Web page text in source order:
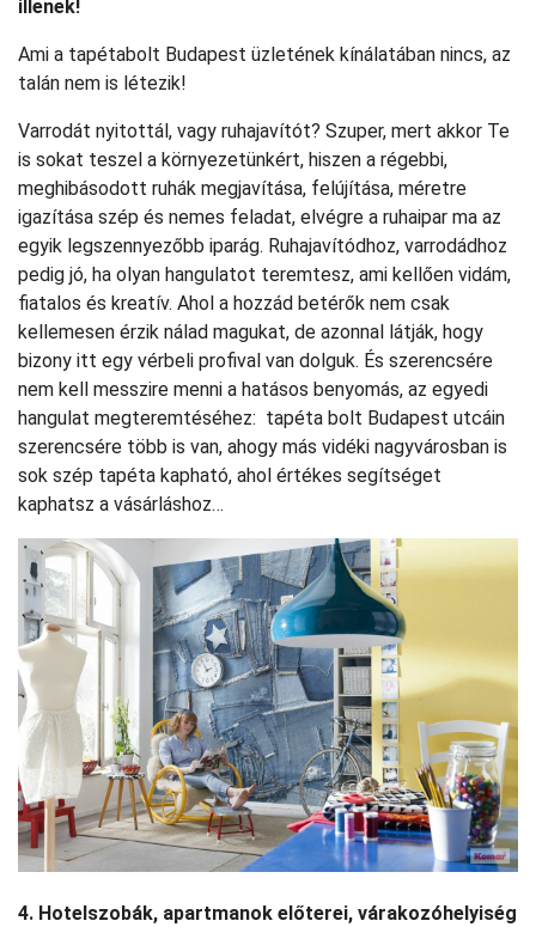
illenek!
Ami a tapétabolt Budapest üzletének kínálatában nincs, az
talán nem is létezik!
Varrodát nyitottál, vagy ruhajavítót? Szuper, mert akkor Te
is sokat teszel a környezetünkért, hiszen a régebbi,
meghibásodott ruhák megjavítása, felújítása, méretre
igazítása szép és nemes feladat, elvégre a ruhaipar ma az
egyik legszennyezőbb iparág. Ruhajavítódhoz, varrodádhoz
pedig jó, ha olyan hangulatot teremtesz, ami kellően vidám,
fiatalos és kreatív. Ahol a hozzád betérők nem csak
kellemesen érzik nálad magukat, de azonnal látják, hogy
bizony itt egy vérbeli profival van dolguk. És szerencsére
nem kell messzire menni a hatásos benyomás, az egyedi
hangulat megteremtéséhez: tapéta bolt Budapest utcáin
szerencsére több is van, ahogy más vidéki nagyvárosban is
sok szép tapéta kapható, ahol értékes segítséget
kaphatsz a vásárláshoz…
4. Hotelszobák, apartmanok előterei, várakozóhelyiség